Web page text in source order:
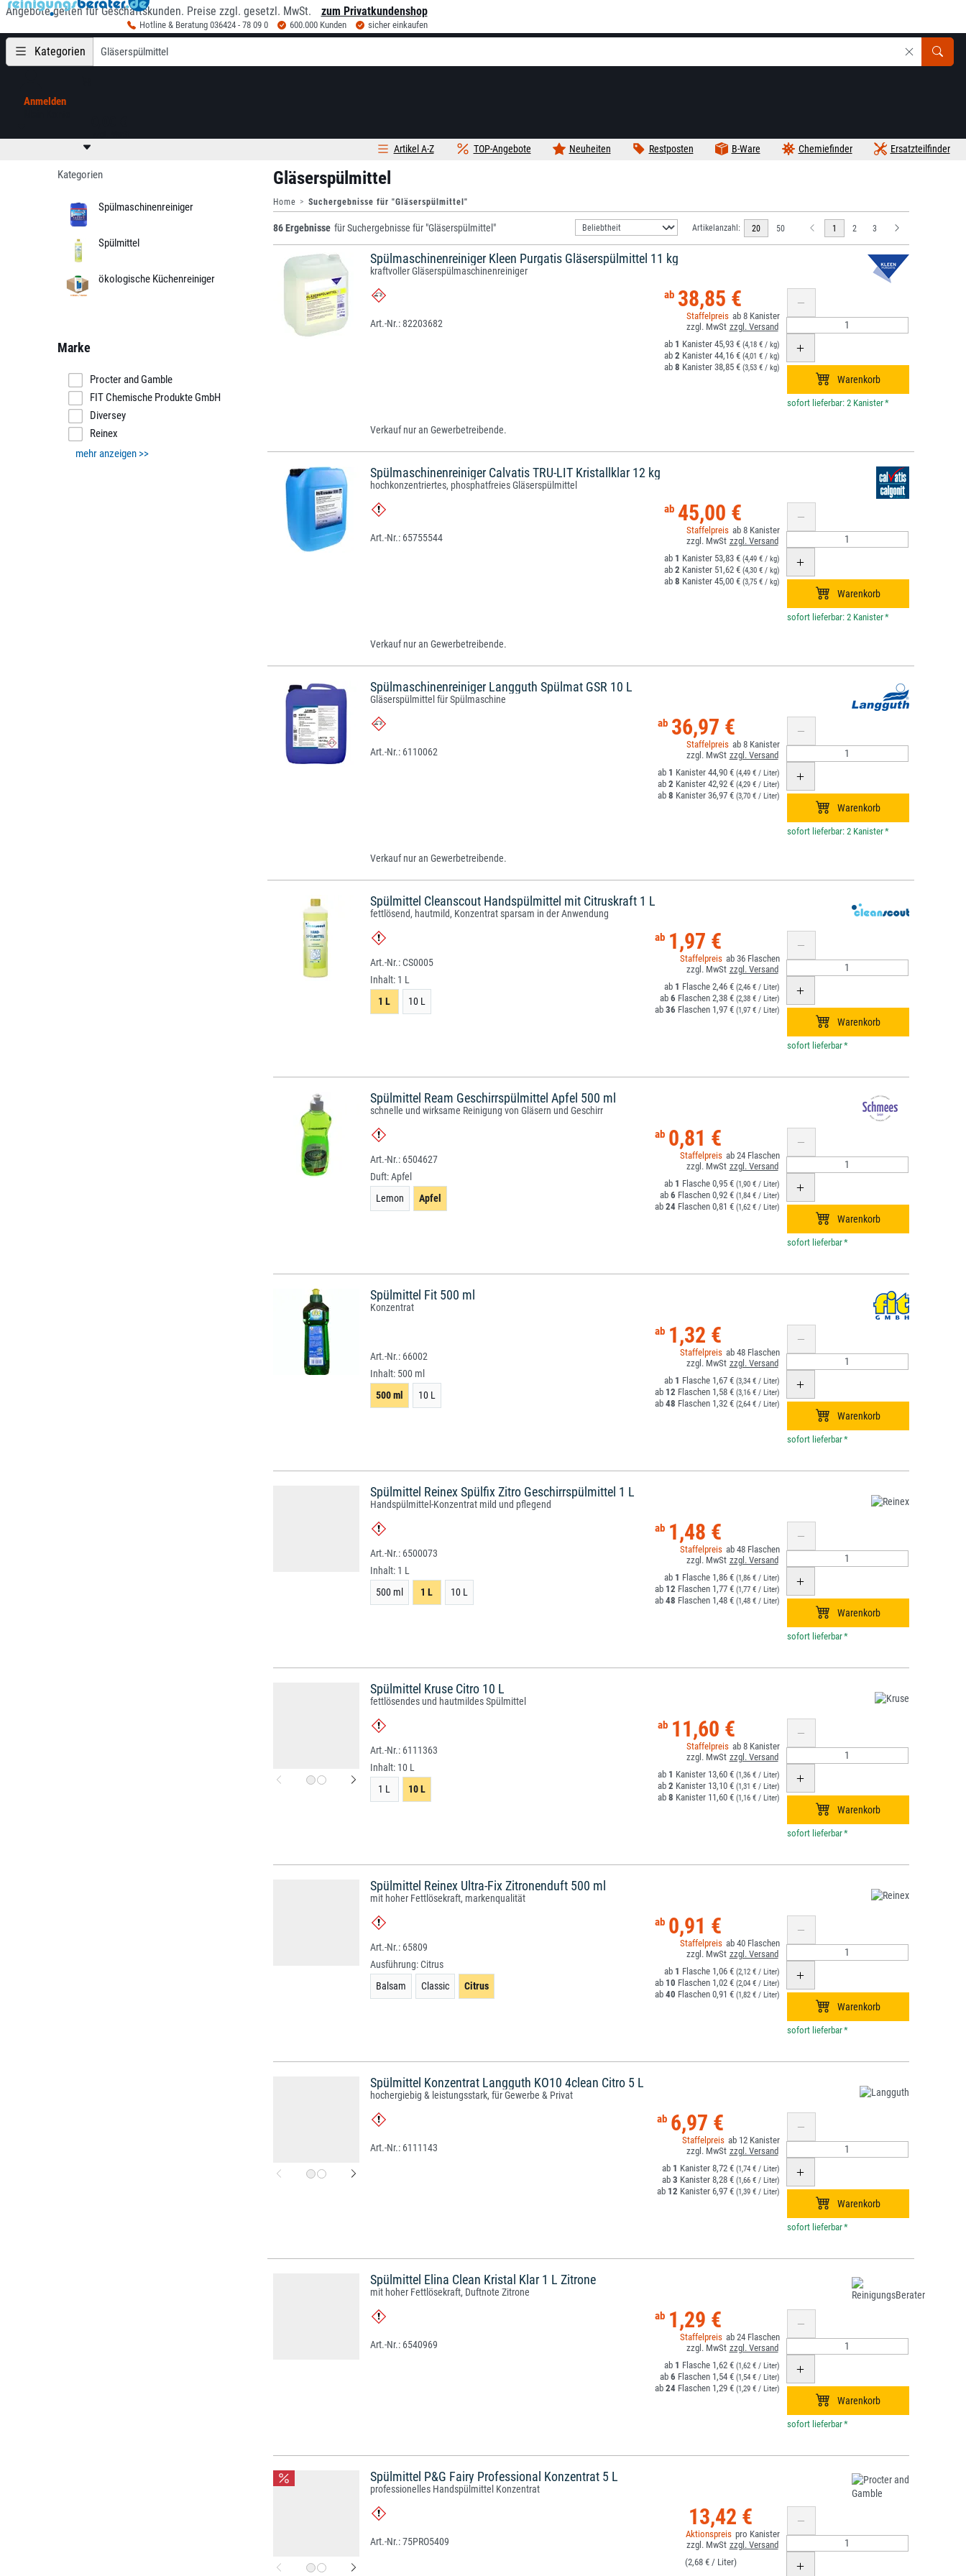
Angebote gelten für Geschäftskunden. Preise zzgl. gesetzl. MwSt. zum Privatkundenshop
Hotline & Beratung 036424 - 78 09 0 600.000 Kunden sicher einkaufen
Kategorien
Anmelden
Ersatzteilfinder
Chemiefinder
B-Ware
Restposten
Neuheiten
TOP-Angebote
Artikel A-Z
Kategorien
Spülmaschinenreiniger
Spülmittel
ökologische Küchenreiniger
Marke
Procter and Gamble
FIT Chemische Produkte GmbH
Diversey
Reinex
mehr anzeigen >>
Gläserspülmittel
Home Suchergebnisse für "Gläserspülmittel"
86 Ergebnisse für Suchergebnisse für "Gläserspülmittel" Artikelanzahl: 20 50 1 2 3
Spülmaschinenreiniger Kleen Purgatis Gläserspülmittel 11 kg
kraftvoller Gläserspülmaschinenreiniger
82203682
38,85 €
8
1 45,93 € (4,18 € / kg)
2 44,16 € (4,01 € / kg)
8 38,85 € (3,53 € / kg)
*
Verkauf nur an Gewerbetreibende.
Spülmaschinenreiniger Calvatis TRU-LIT Kristallklar 12 kg
hochkonzentriertes, phosphatfreies Gläserspülmittel
65755544
45,00 €
8
1 53,83 € (4,49 € / kg)
2 51,62 € (4,30 € / kg)
8 45,00 € (3,75 € / kg)
*
Verkauf nur an Gewerbetreibende.
Spülmaschinenreiniger Langguth Spülmat GSR 10 L
Gläserspülmittel für Spülmaschine
6110062
36,97 €
8
1 44,90 € (4,49 € / Liter)
2 42,92 € (4,29 € / Liter)
8 36,97 € (3,70 € / Liter)
*
Verkauf nur an Gewerbetreibende.
Spülmittel Cleanscout Handspülmittel mit Citruskraft 1 L
fettlösend, hautmild, Konzentrat sparsam in der Anwendung
CS0005
Inhalt: 1 L
1 L
10 L
1,97 €
36
1 2,46 € (2,46 € / Liter)
6 2,38 € (2,38 € / Liter)
36 1,97 € (1,97 € / Liter)
*
Spülmittel Ream Geschirrspülmittel Apfel 500 ml
schnelle und wirksame Reinigung von Gläsern und Geschirr
6504627
Duft:Apfel
Lemon
Apfel
0,81 €
24
1 0,95 € (1,90 € / Liter)
6 0,92 € (1,84 € / Liter)
24 0,81 € (1,62 € / Liter)
*
Spülmittel Fit 500 ml
Konzentrat
66002
Inhalt: 500 ml
500 ml
10 L
1,32 €
48
1 1,67 € (3,34 € / Liter)
12 1,58 € (3,16 € / Liter)
48 1,32 € (2,64 € / Liter)
*
Spülmittel Reinex Spülfix Zitro Geschirrspülmittel 1 L
Handspülmittel-Konzentrat mild und pflegend
6500073
Inhalt: 1 L
500 ml
1 L 10 L
1,48 €
48
1 1,86 € (1,86 € / Liter)
12 1,77 € (1,77 € / Liter)
48 1,48 € (1,48 € / Liter)
*
Spülmittel Kruse Citro 10 L
fettlösendes und hautmildes Spülmittel
6111363
Inhalt: 10 L
1 L
10 L
11,60 €
8
1 13,60 € (1,36 € / Liter)
2 13,10 € (1,31 € / Liter)
8 11,60 € (1,16 € / Liter)
*
Spülmittel Reinex Ultra-Fix Zitronenduft 500 ml
mit hoher Fettlösekraft, markenqualität
65809
Ausführung:Citrus
Balsam
Classic Citrus
0,91 €
40
1 1,06 € (2,12 € / Liter)
10 1,02 € (2,04 € / Liter)
40 0,91 € (1,82 € / Liter)
*
Spülmittel Konzentrat Langguth KO10 4clean Citro 5 L
hochergiebig & leistungsstark, für Gewerbe & Privat
6111143
6,97 €
12
1 8,72 € (1,74 € / Liter)
3 8,28 € (1,66 € / Liter)
12 6,97 € (1,39 € / Liter)
*
Spülmittel Elina Clean Kristal Klar 1 L Zitrone
mit hoher Fettlösekraft, Duftnote Zitrone
6540969
1,29 €
24
1 1,62 € (1,62 € / Liter)
6 1,54 € (1,54 € / Liter)
24 1,29 € (1,29 € / Liter)
*
Spülmittel P&G Fairy Professional Konzentrat 5 L
professionelles Handspülmittel Konzentrat
75PRO5409
13,42 €
(2,68 € / )